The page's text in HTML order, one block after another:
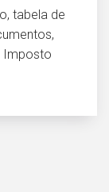
tabela de
Imposto